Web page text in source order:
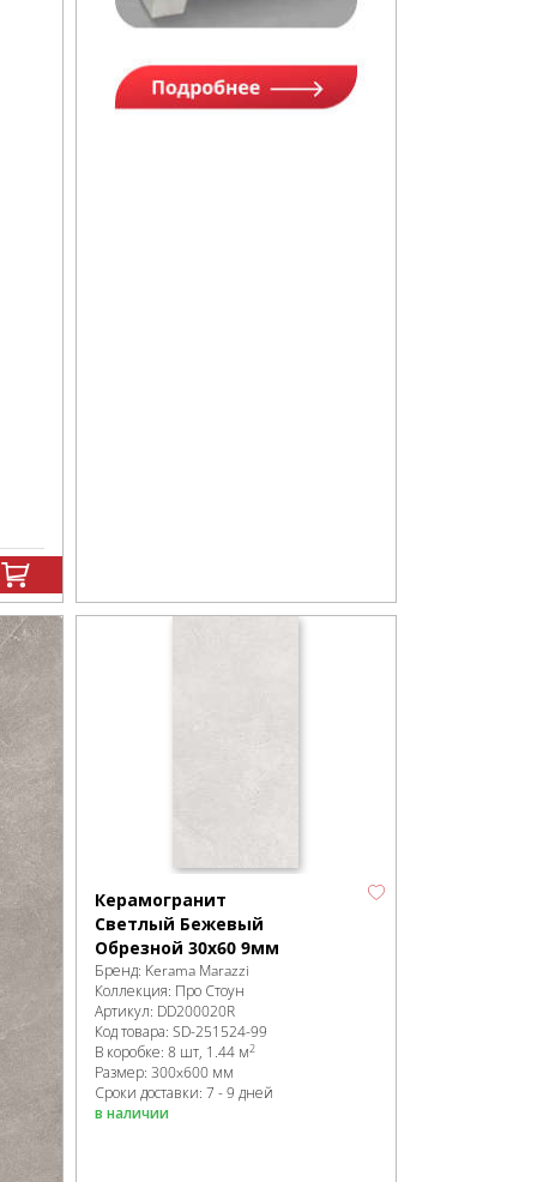
Керамогранит
Светлый Бежевый
Обрезной 30x60 9мм
Бренд: Kerama Marazzi
Коллекция: Про Стоун
Артикул: DD200020R
Код товара: SD-251524-99
В коробке: 8 шт, 1.44 м2
Размер: 300x600 мм
Сроки доставки: 7 - 9 дней
в наличии